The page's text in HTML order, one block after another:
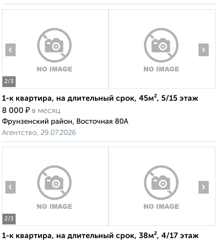
2/3
‹ ›
1-к квартира, на длительный срок, 45м², 5/15 этаж
8 000 ₽ в месяц
Фрунзенский район, Восточная 80А
Агентство, 29.07.2026
2/3
‹ ›
1-к квартира, на длительный срок, 38м², 4/17 этаж